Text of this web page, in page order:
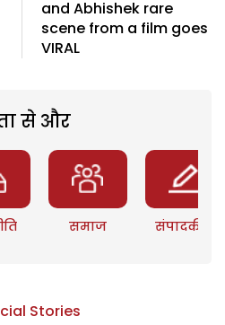
and Abhishek rare
scene from a film goes
VIRAL
से और
समाज संपादकीय
Stories